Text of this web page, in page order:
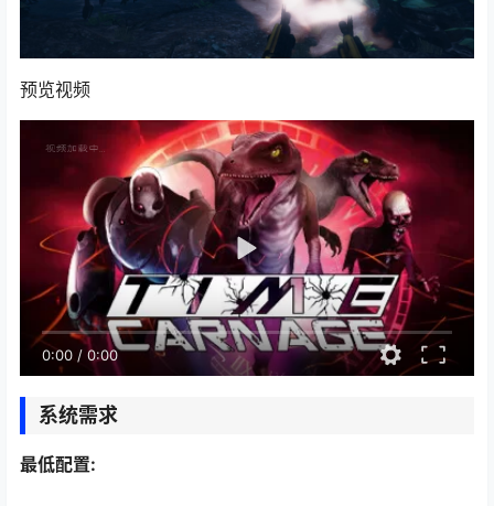
预览视频
0:00 / 0:00
系统需求
最低配置: